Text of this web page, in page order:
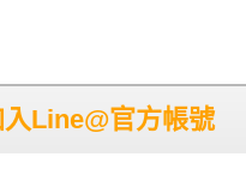
入Line@官方帳號